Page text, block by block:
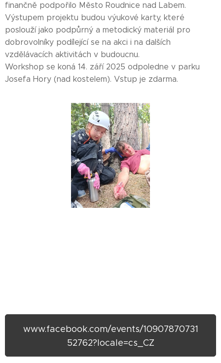
finančně podpořilo Město Roudnice nad Labem.
Výstupem projektu budou výukové karty, které
poslouží jako podpůrný a metodický materiál pro
dobrovolníky podílející se na akci i na dalších
vzdělávacích aktivitách v budoucnu.
Workshop se koná 14. září 2025 odpoledne v parku
Josefa Hory (nad kostelem). Vstup je zdarma.
www.facebook.com/events/10907870731
52762?locale=cs_CZ